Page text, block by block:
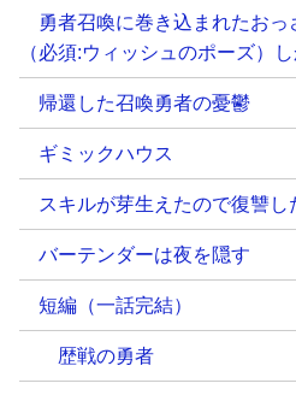
勇者召喚に巻き込まれたお
（必須:ウィッシュのポーズ）
帰還した召喚勇者の憂鬱
ギミックハウス
スキルが芽生えたので復讐し
バーテンダーは夜を隠す
短編（一話完結）
歴戦の勇者